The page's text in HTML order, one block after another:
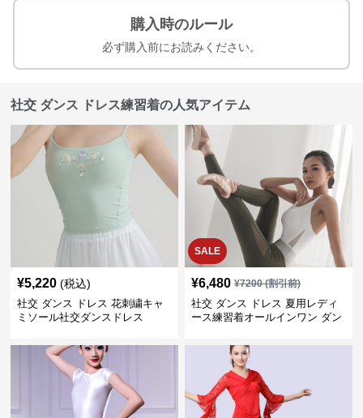
購入時のルール
必ず購入前にお読みください。
社交 ダンス ドレス練習着の人気アイテム
¥5,220 (税込)
社交 ダンス ドレス 花刺繍キャ
ミソール社交ダンスドレス
SALE
¥6,480 ¥7200(割引前)
社交 ダンス ドレス 夏用レディ
ース練習着オールインワン ダン